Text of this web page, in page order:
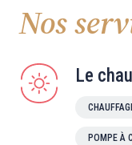
Nos
Le
POMPE À